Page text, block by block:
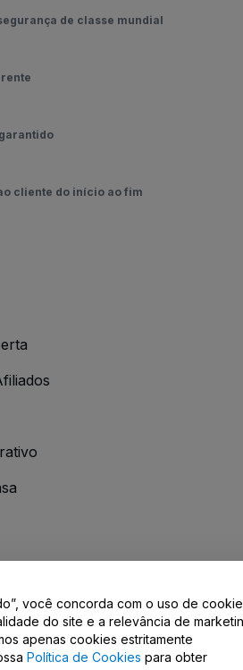
de classe mundial
cliente do início ao fim
/ Fale Conosco
você concorda com o uso de
do site e a relevância de
apenas cookies estritamente
Política de Cookies para obter